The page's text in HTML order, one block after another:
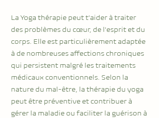
La Yoga thérapie peut t'aider à traiter
des problèmes du cœur, de l'esprit et du
corps. Elle est particulièrement adaptée
à de nombreuses affections chroniques
qui persistent malgré les traitements
médicaux conventionnels. Selon la
nature du mal-être, la thérapie du yoga
peut être préventive et contribuer à
gérer la maladie ou faciliter la guérison à